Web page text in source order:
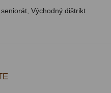
Východný dištrikt